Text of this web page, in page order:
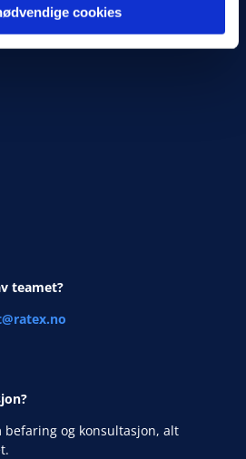
cookies
teamet?
befaring og konsultasjon, alt